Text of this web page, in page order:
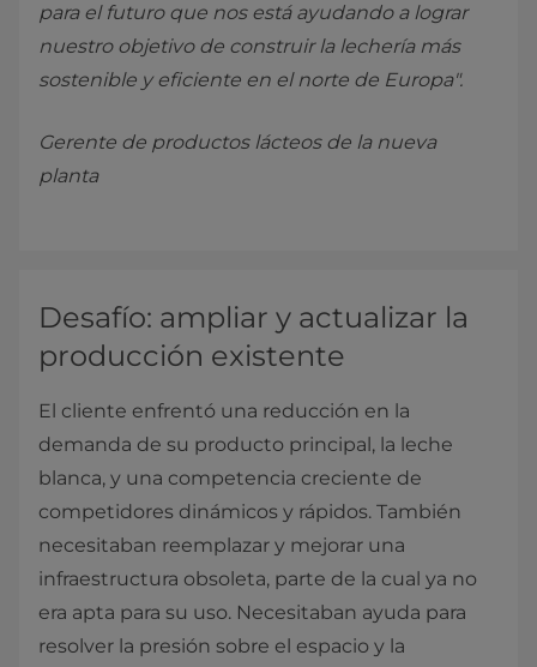
para el futuro que nos está ayudando a lograr
nuestro objetivo de construir la lechería más
sostenible y eficiente en el norte de Europa".
Gerente de productos lácteos de la nueva
planta
Desafío: ampliar y actualizar la
producción existente
El cliente enfrentó una reducción en la
demanda de su producto principal, la leche
blanca, y una competencia creciente de
competidores dinámicos y rápidos. También
necesitaban reemplazar y mejorar una
infraestructura obsoleta, parte de la cual ya no
era apta para su uso. Necesitaban ayuda para
resolver la presión sobre el espacio y la